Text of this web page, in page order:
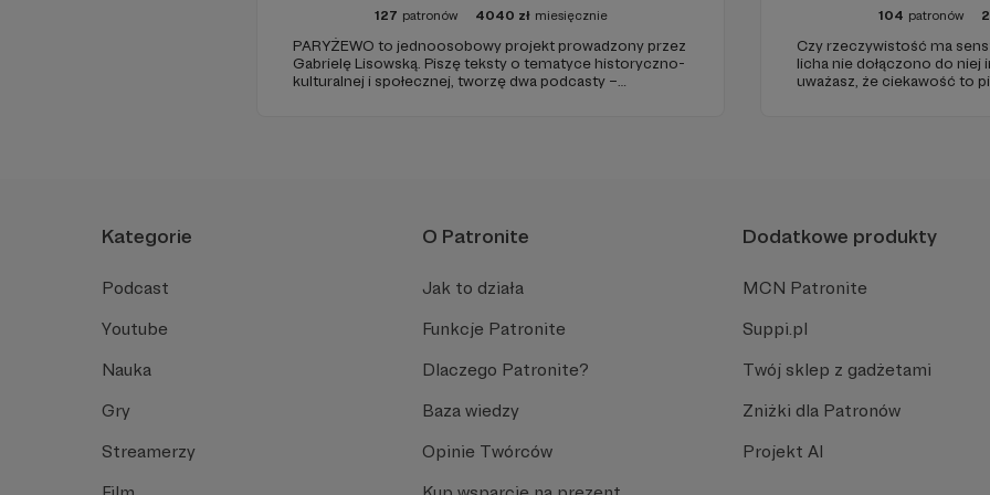
127 patronów 4040 zł miesięcznie
PARYŻEWO to jednoosobowy projekt prowadzony przez
Gabrielę Lisowską. Piszę teksty o tematyce historyczno-
kulturalnej i społecznej, tworzę dwa podcasty –
104 patronów
Czy rzeczywistość ma
licha nie dołączono do niej
uważasz, że ciekawość to
Kategorie
Podcast
Youtube
Nauka
Gry
Streamerzy
O Patronite
Jak to działa
Funkcje Patronite
Dlaczego Patronite?
Baza wiedzy
Opinie Twórców
Dodatkowe produkty
MCN Patronite
Suppi.pl
Twój sklep z gadżetami
Zniżki dla Patronów
Projekt AI